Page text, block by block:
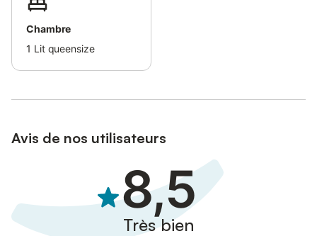
Chambre
1 Lit queensize
Avis de nos utilisateurs
8,5
Très bien